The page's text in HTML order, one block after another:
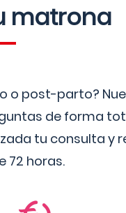
matrona
o post-parto?
de forma
tu consulta y
72 horas.